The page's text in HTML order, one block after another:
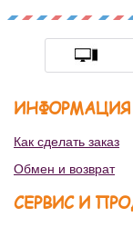
Как сделать заказ
Обмен и возврат
СЕРВИС И